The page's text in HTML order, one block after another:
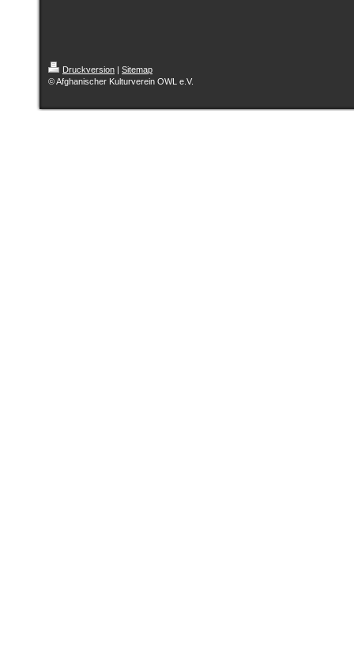
Druckversion
Sitemap
© Afghanischer Kulturverein OWL e.V.